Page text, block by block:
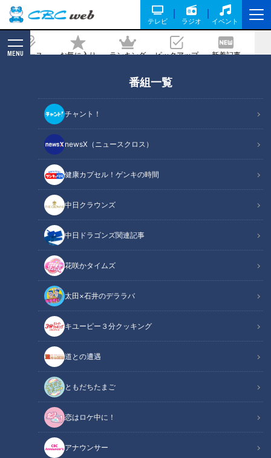
テレビ ラジオ イベント
ニュース お気に入り ランキング ピックアップ 新着記事
MENU
番組一覧
チャント！
newsX（ニュースクロス）
健康カプセル！ゲンキの時間
中日クラウンズ
中日ドラゴンズ関連記事
花咲かタイムズ
太田×石井のデララバ
キユーピー３分クッキング
道との遭遇
ともだちたまご
恋はロケ中に！
アナウンサー
ト！】
2024/04/02 19:00
チャント！
チャント知っ得！なるほどドクター
腰痛の原因はさまざまですが、腰の骨、特に椎間板に原因があ
る場合は早めの受診がおすすめ。椎間板ヘルニアについて脊
椎・脊髄の専門外科医に教えてもらいます。